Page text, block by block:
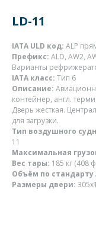
LD-11
IATA ULD код: ALP
Префикс: ALD, AW2,
Варианты
IATA класс: Тип 6
Описание:
контейнер, англ.
Дверь жесткая.
для загрузки.
Тип воздушного
11
Максимальная
Вес тары: 185 кг (408
Объём по стандарту
Размеры двери: